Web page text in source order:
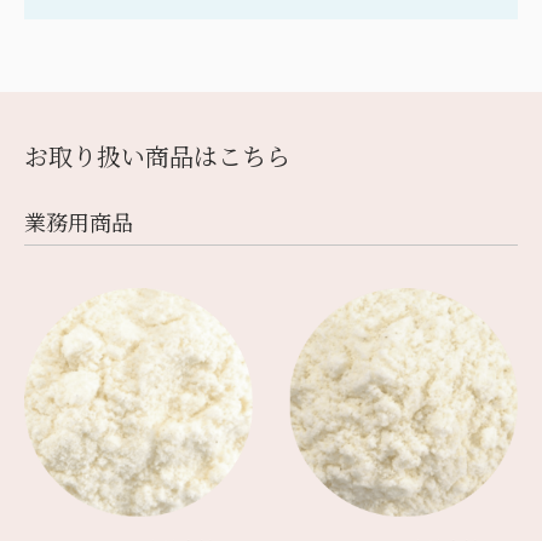
お取り扱い商品はこちら
業務⽤商品